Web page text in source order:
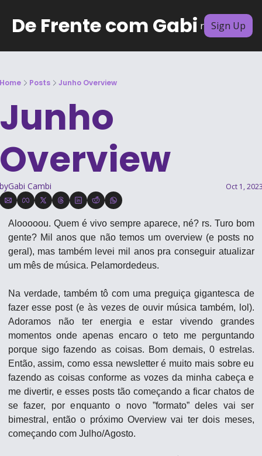
De Frente com Gabi
Archive Subscribe Authors
Sign Up
Posts Junho Overview
Gabi Cambi Oct 1,
Alooooou. Quem é vivo sempre aparece, né? rs. Turo bom
gente? Mil anos que não temos um overview (e posts no
geral), mas também levei mil anos pra conseguir atualizar
um mês de música. Pelamordedeus.
Na verdade, também tô com uma preguiça gigantesca de
fazer esse post (e às vezes de ouvir música também, lol).
Adoramos não ter energia e estar vivendo grandes
momentos onde apenas encaro o teto me perguntando
porque sigo fazendo as coisas. Bom demais, 0 estrelas.
Então, assim, como essa newsletter é muito mais sobre eu
fazendo as coisas conforme as vozes da minha cabeça e
me divertir, e esses posts tão começando a ficar chatos de
se fazer, por enquanto o novo ”formato” deles vai ser
bimestral, então o próximo Overview vai ter dois meses,
começando com Julho/Agosto.